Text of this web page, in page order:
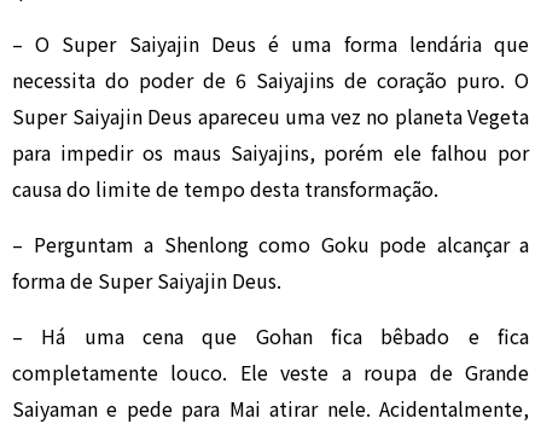
– O Super Saiyajin Deus é uma forma lendária que
necessita do poder de 6 Saiyajins de coração puro. O
Super Saiyajin Deus apareceu uma vez no planeta Vegeta
para impedir os maus Saiyajins, porém ele falhou por
causa do limite de tempo desta transformação.
– Perguntam a Shenlong como Goku pode alcançar a
forma de Super Saiyajin Deus.
– Há uma cena que Gohan fica bêbado e fica
completamente louco. Ele veste a roupa de Grande
Saiyaman e pede para Mai atirar nele. Acidentalmente,